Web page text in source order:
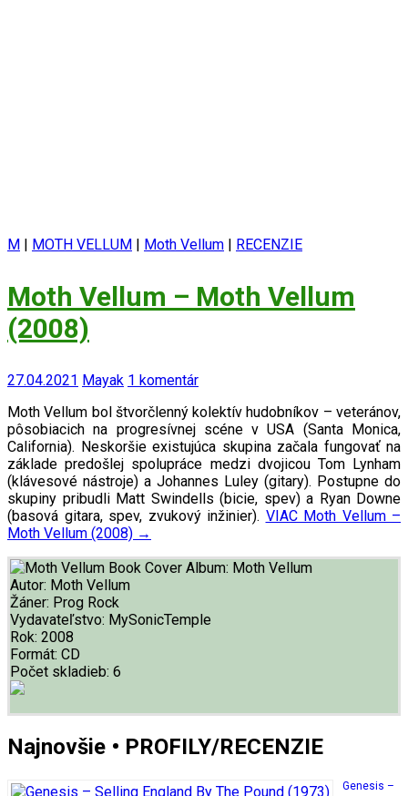
M | MOTH VELLUM | Moth Vellum | RECENZIE
Moth Vellum ‎– Moth Vellum
(2008)
27.04.2021 Mayak 1 komentár
Moth Vellum bol štvorčlenný kolektív hudobníkov – veteránov,
pôsobiacich na progresívnej scéne v USA (Santa Monica,
California). Neskoršie existujúca skupina začala fungovať na
základe predošlej spolupráce medzi dvojicou Tom Lynham
(klávesové nástroje) a Johannes Luley (gitary). Postupne do
skupiny pribudli Matt Swindells (bicie, spev) a Ryan Downe
(basová gitara, spev, zvukový inžinier). VIAC Moth Vellum ‎–
Moth Vellum (2008) →
Album: Moth Vellum
Autor: Moth Vellum
Žáner: Prog Rock
Vydavateľstvo: MySonicTemple
Rok: 2008
Formát: CD
Počet skladieb: 6
Najnovšie • PROFILY/RECENZIE
Genesis –